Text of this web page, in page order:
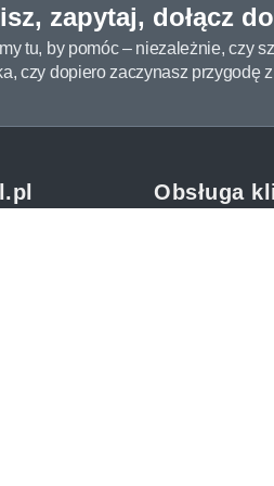
zapytaj, dołącz
tu, by pomóc – niezależnie, czy
czy dopiero zaczynasz przygodę
Obsługa